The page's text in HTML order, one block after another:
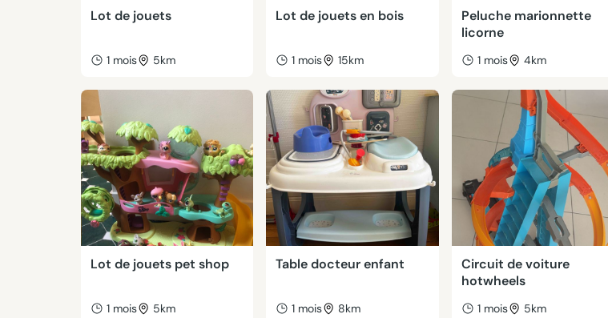
Lot de jouets
1 mois 5km
Lot de jouets en bois
1 mois 15km
Peluche marionnette
licorne
1 mois 4km
Lot de jouets pet shop
1 mois 5km
Table docteur enfant
1 mois 8km
Circuit de voiture
hotwheels
1 mois 5km